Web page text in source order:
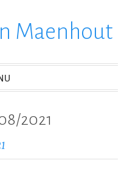
Maenhout
2021